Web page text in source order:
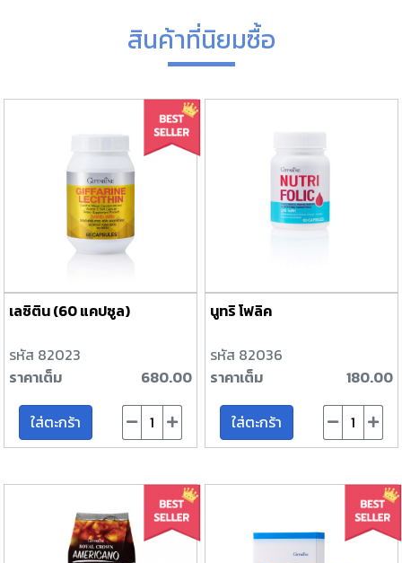
สินค้าที่นิยมซื้อ
เลซิติน (60 แคปซูล)
รหัส 82023
ราคาเต็ม
680.00
ใส่ตะกร้า
นูทริ โฟลิค
รหัส 82036
ราคาเต็ม
180.00
ใส่ตะกร้า